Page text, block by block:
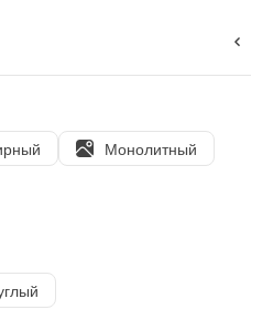
Монолитный
иконки Значки
icons